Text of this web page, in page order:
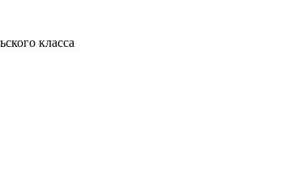
класса